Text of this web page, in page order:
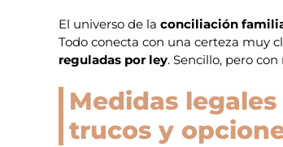
El universo de la conciliación
Todo conecta con una certeza muy
reguladas por ley. Sencillo, pero
Medidas
trucos y